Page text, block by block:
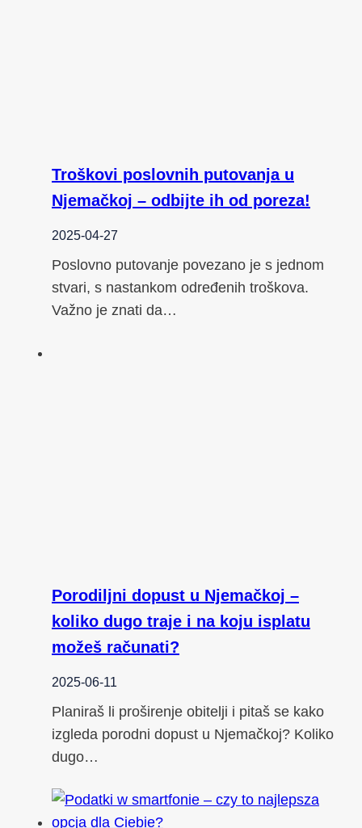
Troškovi poslovnih putovanja u
Njemačkoj – odbijte ih od poreza!
2025-04-27
Poslovno putovanje povezano je s jednom
stvari, s nastankom određenih troškova.
Važno je znati da…
Porodiljni dopust u Njemačkoj –
koliko dugo traje i na koju isplatu
možeš računati?
2025-06-11
Planiraš li proširenje obitelji i pitaš se kako
izgleda porodni dopust u Njemačkoj? Koliko
dugo…